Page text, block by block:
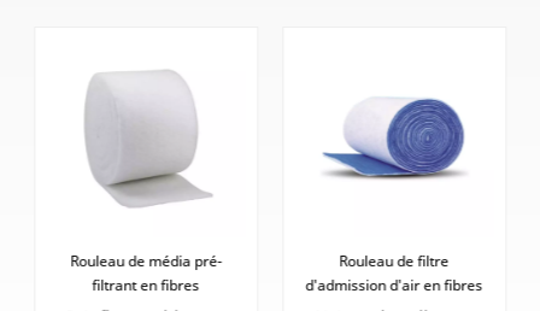
Rouleau de filtre
d'admission d'air en fibres
Médias filtrants de toit
filtre de plafond de la